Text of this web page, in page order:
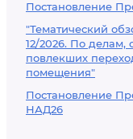
Постановление
"Тематический
12/2026. По делам,
повлекших
помещения"
Постановление
НАД26